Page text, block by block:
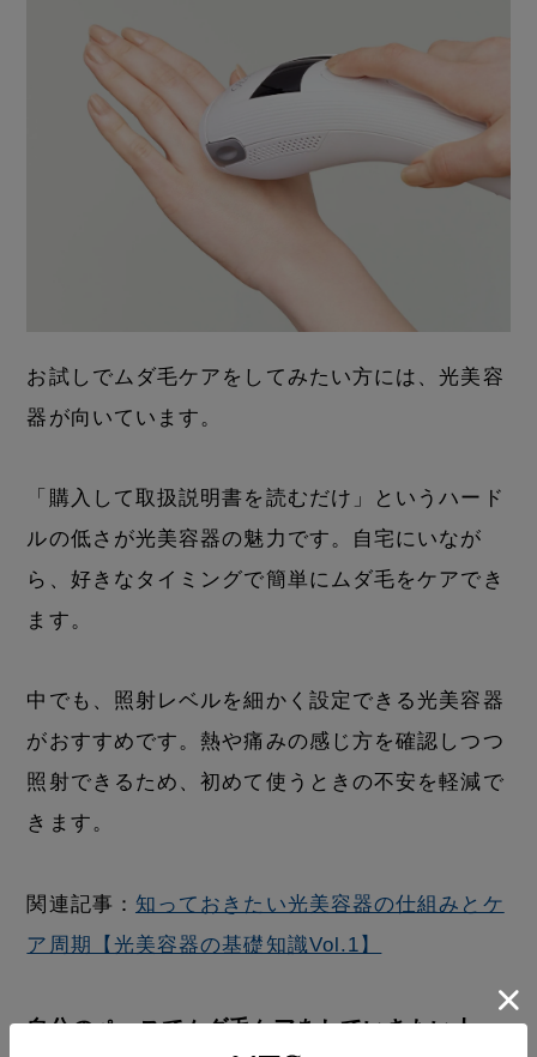
お試しでムダ毛ケアをしてみたい方には、光美容
器が向いています。
「購入して取扱説明書を読むだけ」というハード
ルの低さが光美容器の魅力です。自宅にいなが
ら、好きなタイミングで簡単にムダ毛をケアでき
ます。
中でも、照射レベルを細かく設定できる光美容器
がおすすめです。熱や痛みの感じ方を確認しつつ
照射できるため、初めて使うときの不安を軽減で
きます。
関連記事： 知っておきたい光美容器の仕組みとケ
ア周期【光美容器の基礎知識Vol.1】
自分のペースでムダ毛ケアをしていきたい人→